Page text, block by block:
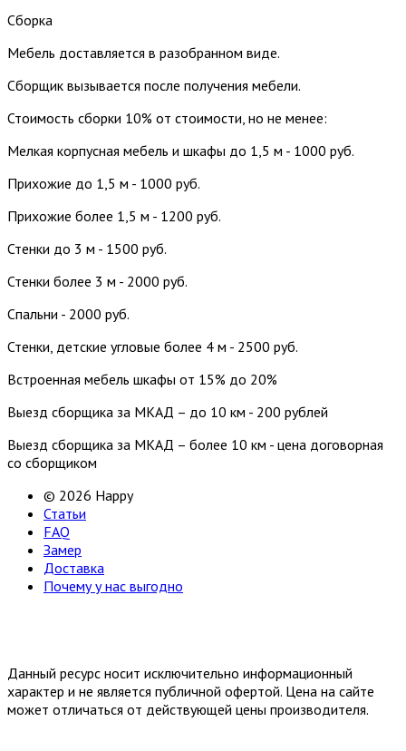
Сборка
Мебель доставляется в разобранном виде.
Сборщик вызывается после получения мебели.
Стоимость сборки 10% от стоимости, но не менее:
Мелкая корпусная мебель и шкафы до 1,5 м - 1000 руб.
Прихожие до 1,5 м - 1000 руб.
Прихожие более 1,5 м - 1200 руб.
Стенки до 3 м - 1500 руб.
Стенки более 3 м - 2000 руб.
Спальни - 2000 руб.
Стенки, детские угловые более 4 м - 2500 руб.
Встроенная мебель шкафы от 15% до 20%
Выезд сборщика за МКАД – до 10 км - 200 рублей
Выезд сборщика за МКАД – более 10 км - цена договорная
со сборщиком
© 2026 Happy
Статьи
FAQ
Замер
Доставка
Почему у нас выгодно
Данный ресурс носит исключительно информационный
характер и не является публичной офертой. Цена на сайте
может отличаться от действующей цены производителя.